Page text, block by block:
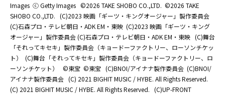
Images ⓒ Getty Images ©2026 TAKE SHOBO CO.,LTD. ©2026 TAKE
SHOBO CO.,LTD. (C)2023 映画「ギーツ・キングオージャー」製作委員会
(C)石森プロ・テレビ朝日・ADK EM・東映 (C)2023 映画「ギーツ・キング
オージャー」製作委員会 (C)石森プロ・テレビ朝日・ADK EM・東映 (C)舞台
「それってキセキ」製作委員会（キョードーファクトリー、ローソンチケッ
ト）
(C)舞台「それってキセキ」製作委員会（キョードーファクトリー、ロ
ーソンチケット）
©東宝 ©東宝 (C)BNOI/アイナナ製作委員会 (C)BNOI/
アイナナ製作委員会 (C) 2021 BIGHIT MUSIC / HYBE. All Rights Reserved.
(C) 2021 BIGHIT MUSIC / HYBE. All Rights Reserved. (C)UP-FRONT